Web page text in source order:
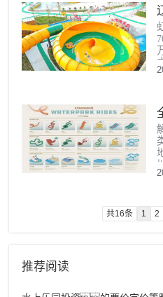
共16条 1 2
推荐阅读